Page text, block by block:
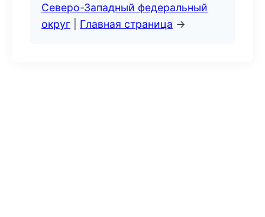
Северо-Западный федеральный
округ
Главная страница →